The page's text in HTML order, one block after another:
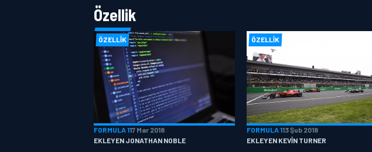
Özellik
ÖZELLIK
FORMULA 117 Mar 2018
EKLEYEN JONATHAN NOBLE
ÖZELLIK
FORMULA 113 Şub 2018
EKLEYEN KEVIN TURNER